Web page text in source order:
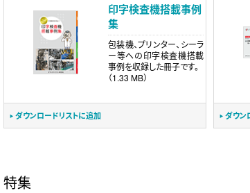
印字検査機搭載事例
集
包装機、プリンター、シーラ
ー等への印字検査機搭載
事例を収録した冊子です。
（1.33 MB）
ダウンロードリストに追加 ダウン
特集